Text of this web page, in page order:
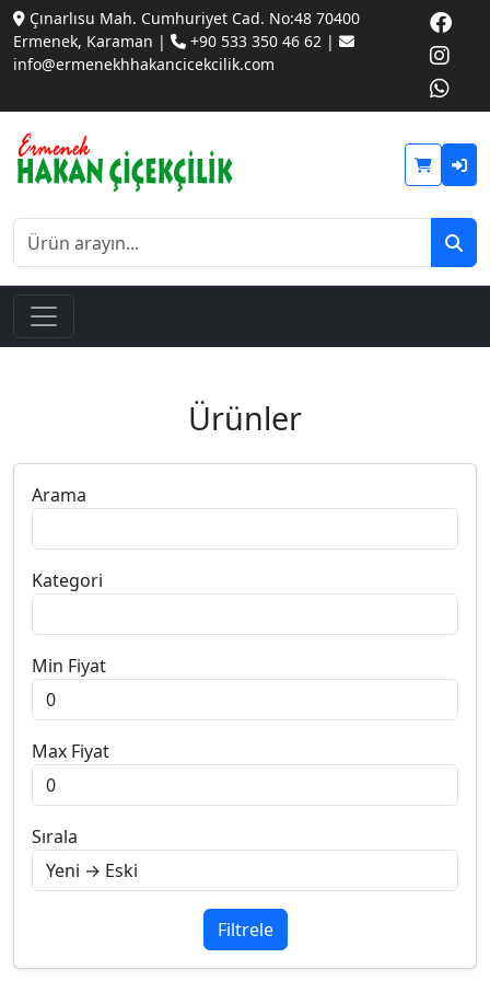
Çınarlısu Mah. Cumhuriyet Cad. No:48 70400
Ermenek, Karaman |
+90 533 350 46 62 |
info@ermenekhhakancicekcilik.com
Ürünler
Arama
Kategori
Min Fiyat
Max Fiyat
Sırala
Filtrele